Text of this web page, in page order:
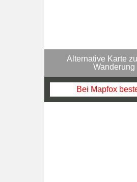
Alternative Karte
Wanderung
Bei Mapfox